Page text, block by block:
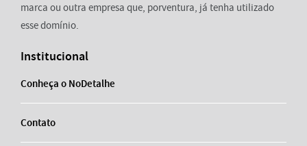
marca ou outra empresa que, porventura, já tenha utilizado
esse domínio.
Institucional
Conheça o NoDetalhe
Contato